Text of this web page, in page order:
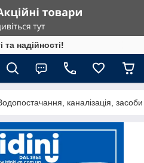
та надійності!
каналізація,